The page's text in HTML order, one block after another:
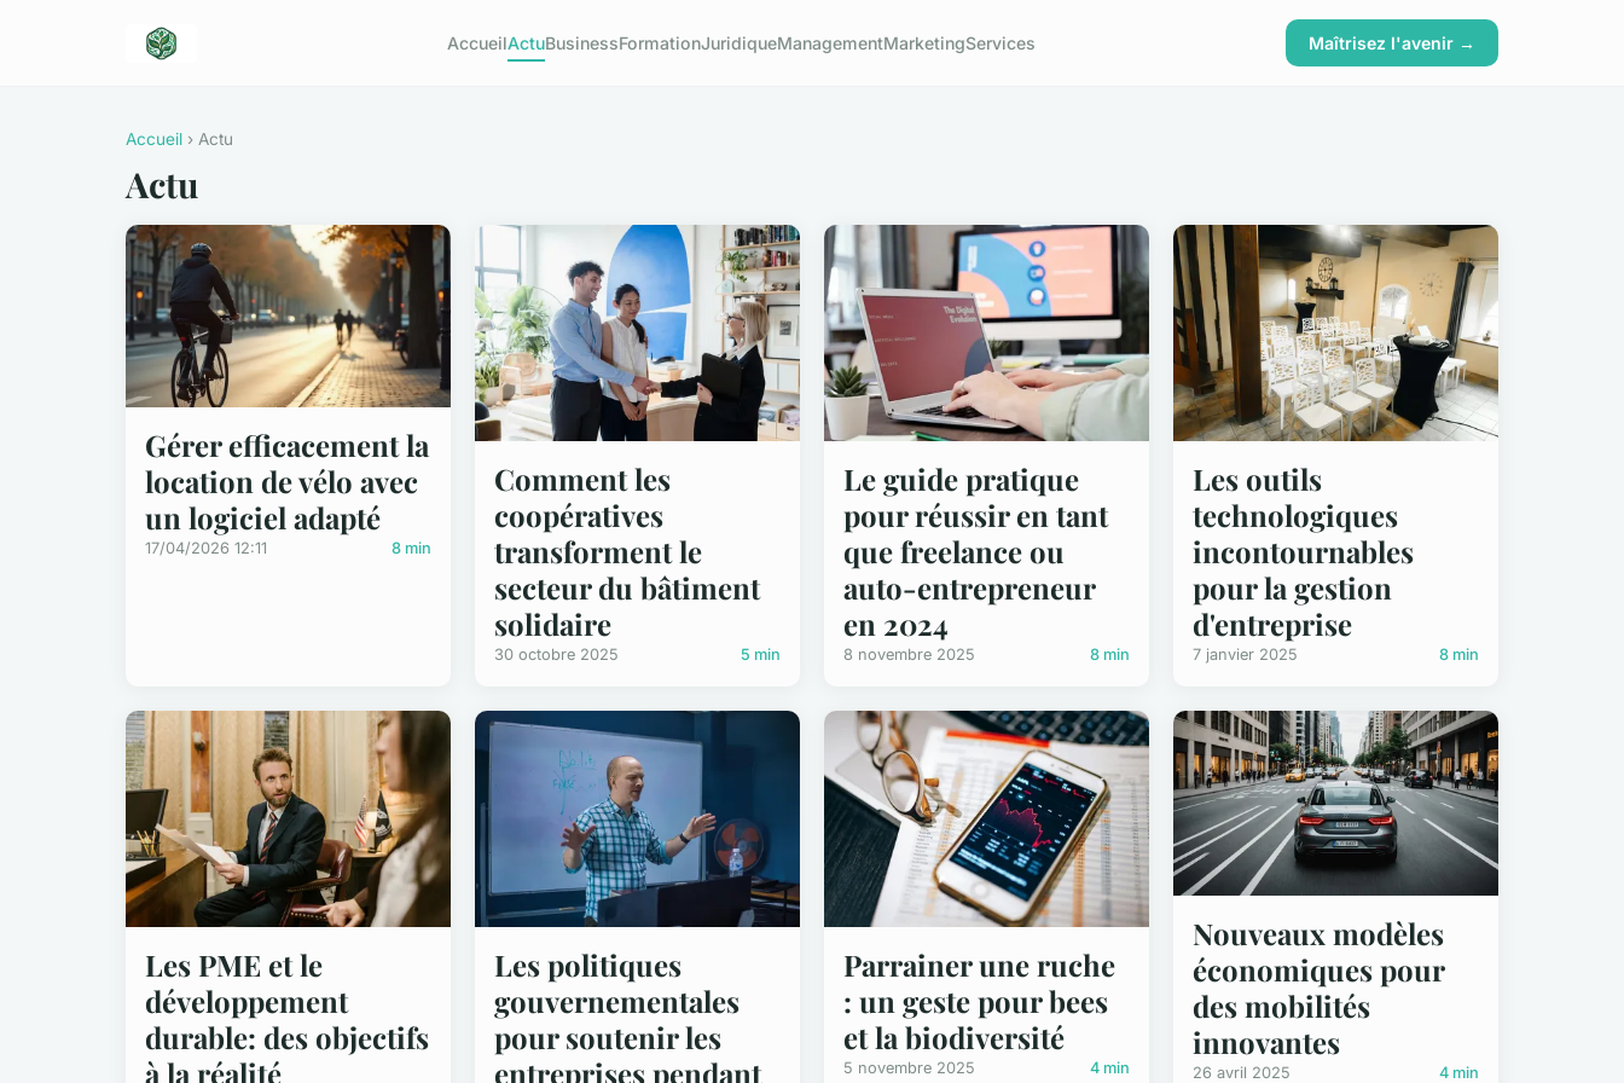
AccueilActuBusinessFormationJuridiqueManagementMarketingServices Maîtrisez l'avenir →
Accueil › Actu
Actu
Gérer efficacement la
location de vélo avec
un logiciel adapté
17/04/2026 12:11 8 min
Comment les
coopératives
transforment le
secteur du bâtiment
solidaire
30 octobre 2025 5 min
Le guide pratique
pour réussir en tant
que freelance ou
auto-entrepreneur
en 2024
8 novembre 2025 8 min
Les outils
technologiques
incontournables
pour la gestion
d'entreprise
7 janvier 2025 8 min
Les PME et le
développement
durable: des objectifs
à la réalité
Les politiques
gouvernementales
pour soutenir les
entreprises pendant
Parrainer une ruche
: un geste pour bees
et la biodiversité
5 novembre 2025 4 min
Nouveaux modèles
économiques pour
des mobilités
innovantes
26 avril 2025 4 min